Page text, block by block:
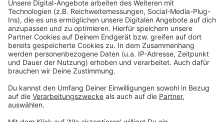
Vor allem ältere Menschen leben allein
Anzeige
Nach Angaben der Landesstatistiker wohnen vor allem
Männer in einem ähnlichen Alter. Die Statistik macht
außerdem deutlich, dass Single-Haushalte besonders
oft in Uni-Städten vorkommen. Genannt werden dabei